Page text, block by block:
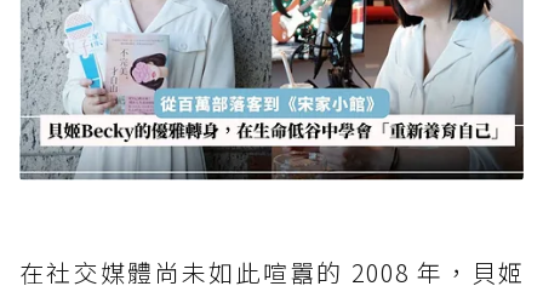
在社交媒體尚未如此喧囂的 2008 年，貝姬